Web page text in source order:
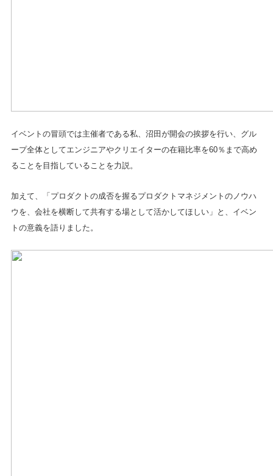
イベントの冒頭では主催者である私、沼田が開会の挨拶を行い、グル
ープ全体としてエンジニアやクリエイターの在籍比率を60％まで高め
ることを目指していることを力説。
加えて、「プロダクトの成否を握るプロダクトマネジメントのノウハ
ウを、会社を横断して共有する場として活かしてほしい」と、イベン
トの意義を語りました。